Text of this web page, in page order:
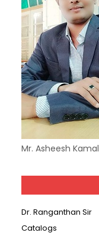
Mr. Asheesh Kamal
Dr. Ranganthan Sir
Catalogs